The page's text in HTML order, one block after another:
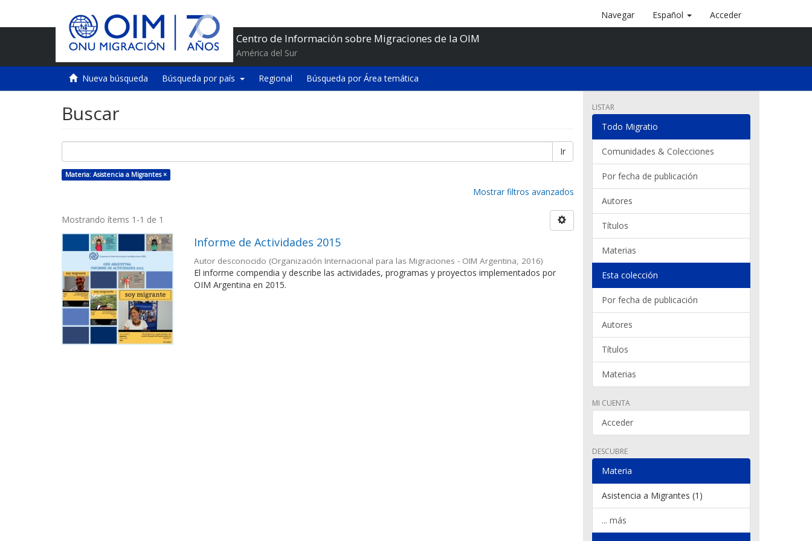
Centro de Información sobre Migraciones de la OIM
América del Sur
Navegar Español Acceder
Nueva búsqueda Búsqueda por país Regional Búsqueda por Área temática
Buscar
Ir
Materia: Asistencia a Migrantes ×
Mostrar filtros avanzados
Mostrando ítems 1-1 de 1
Informe de Actividades 2015
Autor desconocido (Organización Internacional para las Migraciones - OIM Argentina, 2016)
El informe compendia y describe las actividades, programas y proyectos implementados por
OIM Argentina en 2015.
LISTAR
Todo Migratio
Comunidades & Colecciones
Por fecha de publicación
Autores
Títulos
Materias
Esta colección
Por fecha de publicación
Autores
Títulos
Materias
MI CUENTA
Acceder
DESCUBRE
Materia
Asistencia a Migrantes (1)
... más